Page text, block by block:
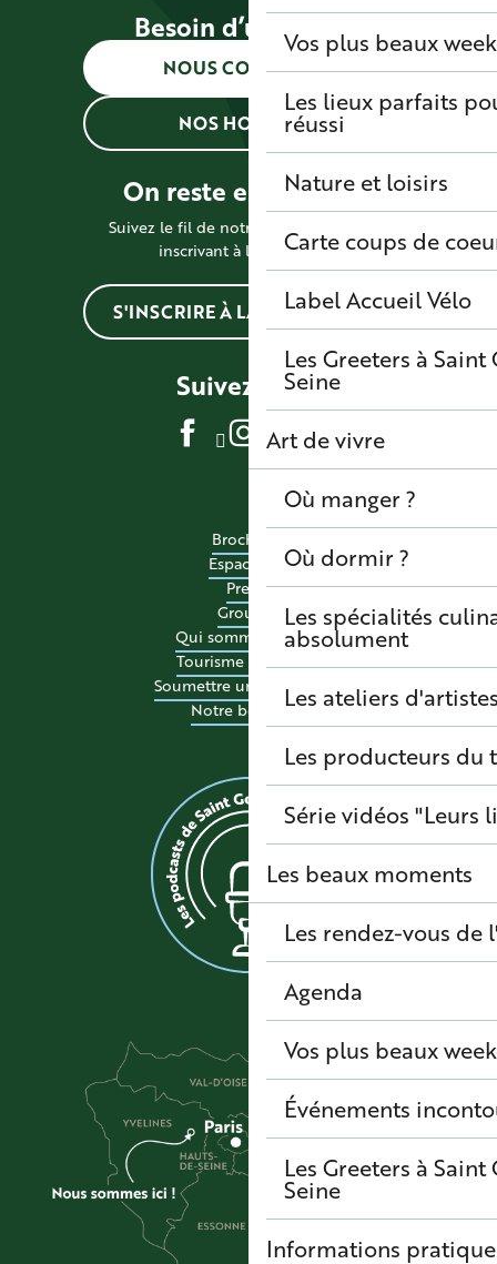
Vos plus beaux
Les lieux parfaits
réussi
Nature et loisirs
Carte coups de
Label Accueil Vélo
Les Greeters à
Seine
Art de vivre
Où manger ?
Où dormir ?
Les spécialités
absolument
Les ateliers
Les producteurs du
Série vidéos "Leurs
Les beaux moments
Les rendez-vous de
Agenda
Vos plus beaux
Événements
Les Greeters à
Seine
Informations
Besoin d’une info ?
NOUS CONTACTER
NOS HORAIRES
On reste en contact !
Suivez le fil de notre actualité en vous
inscrivant à la newsletter
S'INSCRIRE À LA NEWSLETTER
Suivez-nous
Brochures
Espace pro
Presse
Groupes
Qui sommes-nous ?
Tourisme accessible
Soumettre un événement
Notre boutique